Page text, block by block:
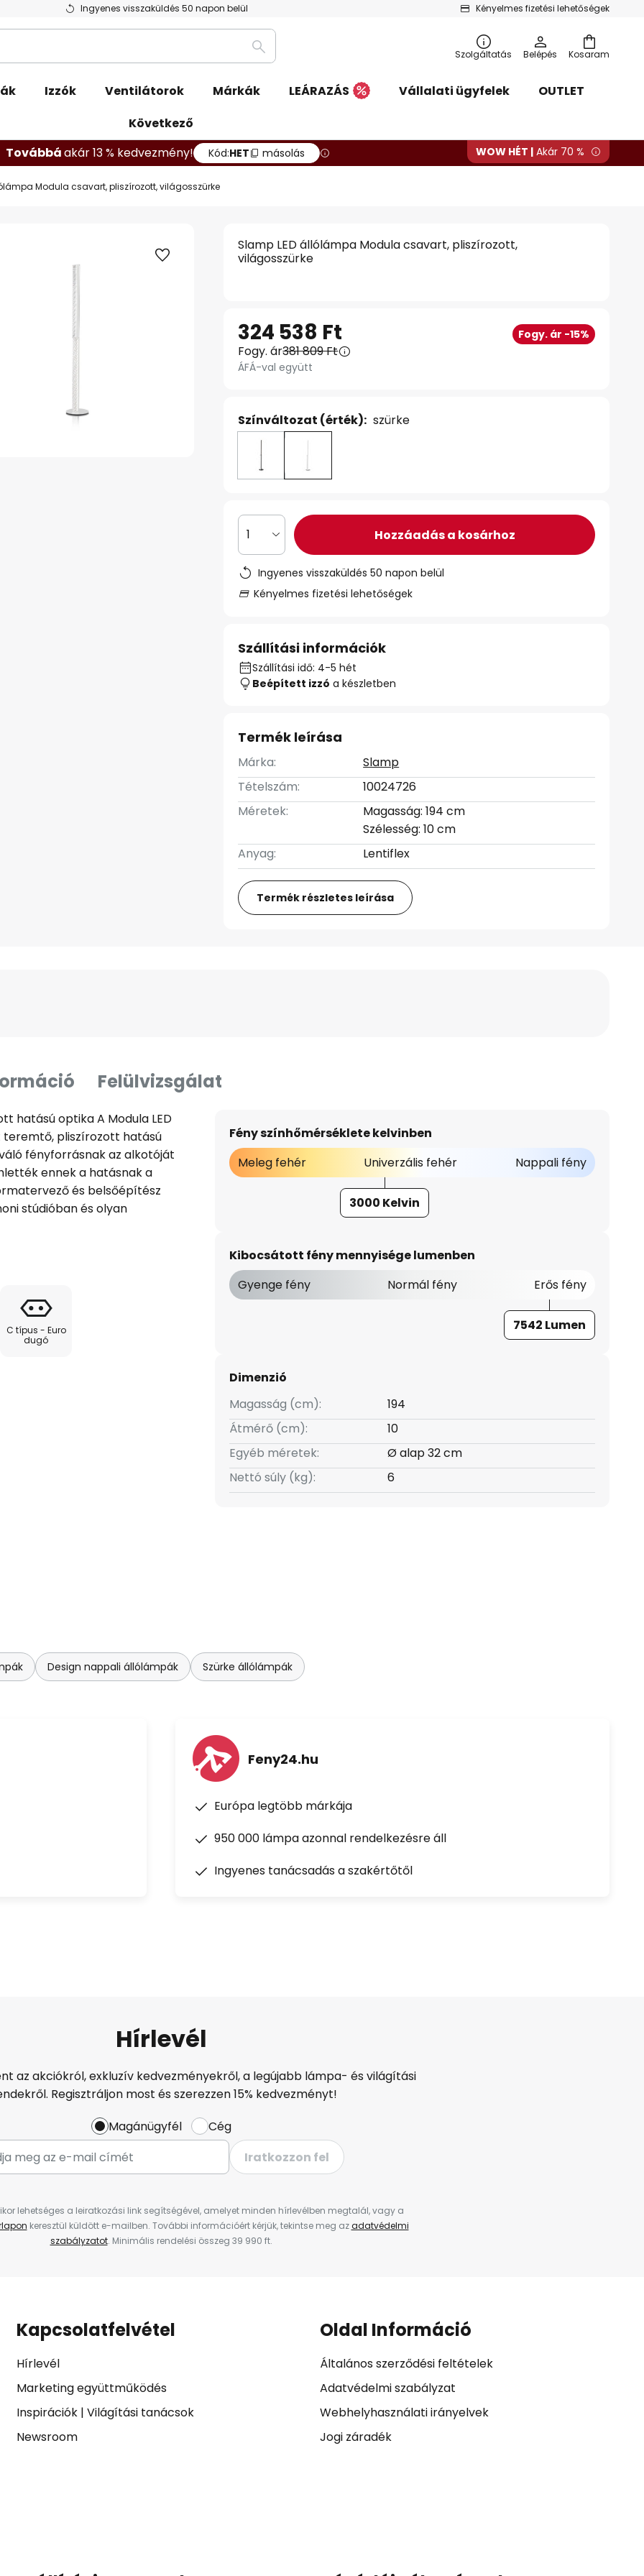
Ingyenes visszaküldés 50 napon belül Kényelmes fizetési lehetőségek
Kosaram
Keresés
Szolgáltatás Belépés
Izzók Ventilátorok Márkák LEÁRAZÁS Vállalati ügyfelek
OUTLET
Következő
Továbbáakár 13 % kedvezmény! Kód:HET másolás WOW HÉT | Akár 70 %
Modula csavart, pliszírozott, világosszürke
Slamp LED állólámpa Modula csavart, pliszírozott,
világosszürke
324 538 Ft Fogy. ár -15%
Fogy. ár381 809 Ft
ÁFÁ-val együtt
Színváltozat (érték): szürke
1 Hozzáadás a kosárhoz
Ingyenes visszaküldés 50 napon belül
Kényelmes fizetési lehetőségek
Szállítási információk
Szállítási idő: 4-5 hét
Beépített izzó a készletben
Termék leírása
Márka:
Slamp
Tételszám:
10024726
Méretek:
Magasság: 194 cm
Szélesség: 10 cm
Anyag:
Lentiflex
Termék részletes leírása
Felülvizsgálat
hatású optika A Modula LED
pliszírozott hatású
fényforrásnak az alkotóját
ennek a hatásnak a
és belsőépítész
stúdióban és olyan
Bertazzoni, Viceversa,
a Slamp-tól - Integrált
C típus - Euro
dugó
Fény színhőmérséklete kelvinben
Meleg fehér
Univerzális fehér Nappali fény
3000 Kelvin
Kibocsátott fény mennyisége lumenben
Gyenge fény
Normál fény Erős fény
7542 Lumen
Dimenzió
Magasság (cm):
194
Átmérő (cm):
10
Egyéb méretek:
Ø alap 32 cm
Nettó súly (kg):
6
Design nappali állólámpák Szürke állólámpák
Feny24.hu
Európa legtöbb márkája
950 000 lámpa azonnal rendelkezésre áll
Ingyenes tanácsadás a szakértőtől
Hírlevél
az akciókról, exkluzív kedvezményekről, a legújabb lámpa- és világítási
Regisztráljon most és szerezzen 15% kedvezményt!
Magánügyfél
Cég
Iratkozzon fel
lehetséges a leiratkozási link segítségével, amelyet minden hírlevélben megtalál, vagy a
keresztül küldött e-mailben. További információért kérjük, tekintse meg azadatvédelmi
szabályzatot. Minimális rendelési összeg 39 990 ft.
Kapcsolatfelvétel
Hírlevél
Marketing együttműködés
Inspirációk| Világítási tanácsok
Newsroom
Oldal Információ
Általános szerződési feltételek
Adatvédelmi szabályzat
Webhelyhasználati irányelvek
Jogi záradék